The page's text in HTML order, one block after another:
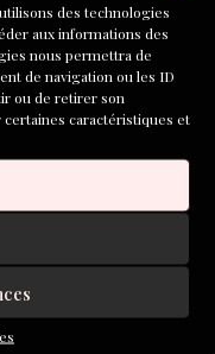
des technologies
aux informations des
nous permettra de
de navigation ou les ID
ou de retirer son
caractéristiques et
partenaire, la revue
du N°53 de
Bernardo Toro,